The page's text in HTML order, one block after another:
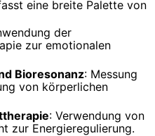
eine breite Palette von
der
zur emotionalen
Bioresonanz: Messung
von körperlichen
: Verwendung von
zur Energieregulierung.